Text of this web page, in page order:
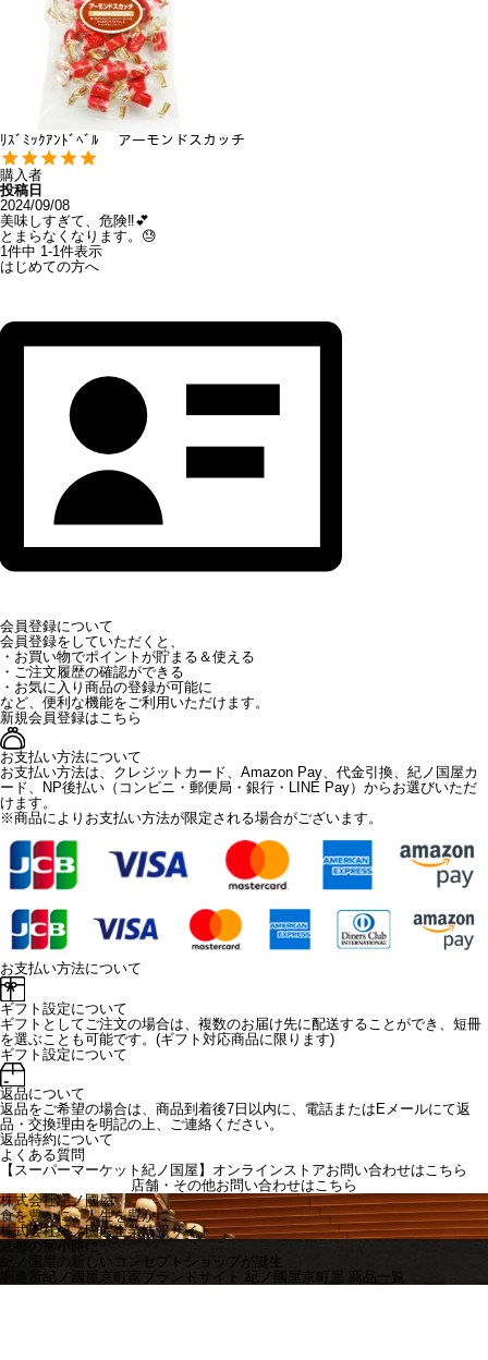
ﾘｽﾞﾐｯｸｱﾝﾄﾞﾍﾞﾙ アーモンドスカッチ
購入者
投稿日
2024/09/08
美味しすぎて、危険‼️💕
とまらなくなります。😓
1件中 1-1件表示
はじめての方へ
会員登録について
会員登録をしていただくと、
・お買い物でポイントが貯まる＆使える
・ご注文履歴の確認ができる
・お気に入り商品の登録が可能に
など、便利な機能をご利用いただけます。
新規会員登録はこちら
お支払い方法について
お支払い方法は、クレジットカード、Amazon Pay、代金引換、紀ノ国屋カ
ード、NP後払い（コンビニ・郵便局・銀行・LINE Pay）からお選びいただ
けます。
※商品によりお支払い方法が限定される場合がございます。
お支払い方法について
ギフト設定について
ギフトとしてご注文の場合は、複数のお届け先に配送することができ、短冊
を選ぶことも可能です。(ギフト対応商品に限ります)
ギフト設定について
返品について
返品をご希望の場合は、商品到着後7日以内に、電話またはEメールにて返
品・交換理由を明記の上、ご連絡ください。
返品特約について
よくある質問
【スーパーマーケット紀ノ国屋】オンラインストアお問い合わせはこちら
店舗・その他お問い合わせはこちら
株式会社紀ノ國屋
食を豊かに、人生を豊かに
株式会社紀ノ國屋企業情報サイト
京都の富小路に
紀ノ国屋の新しいコンセプトショップが誕生
調進所紀ノ國屋京町家ブランドサイト 紀ノ國屋京町屋 商品一覧